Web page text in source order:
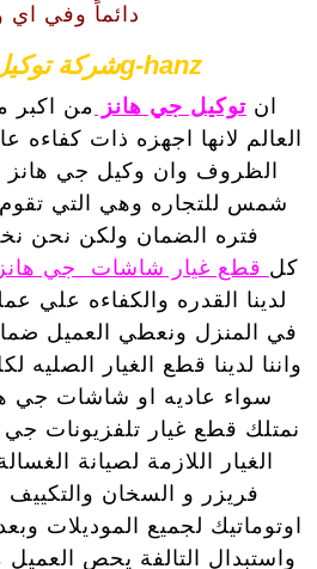
دائماً وفي
g-hanzشركة توكيل جي هانز
ان توكيل جي هانز من اكبر
العالم لانها اجهزه ذات
الظروف وان وكيل جي
شمس للتجاره وهي التي تقوم
فتره الضمان ولكن نحن
كل قطع غيار شاشات جي هانز
لدينا القدره والكفاءه علي
في المنزل ونعطي العميل
واننا لدينا قطع الغيار
سواء عاديه او شاشات جي
نمتلك قطع غيار تلفزيونات
الغيار اللازمة لصيانة
فريزر و السخان والتكييف
اوتوماتيك لجميع الموديلات
واستبدال التالفة يحص العميل